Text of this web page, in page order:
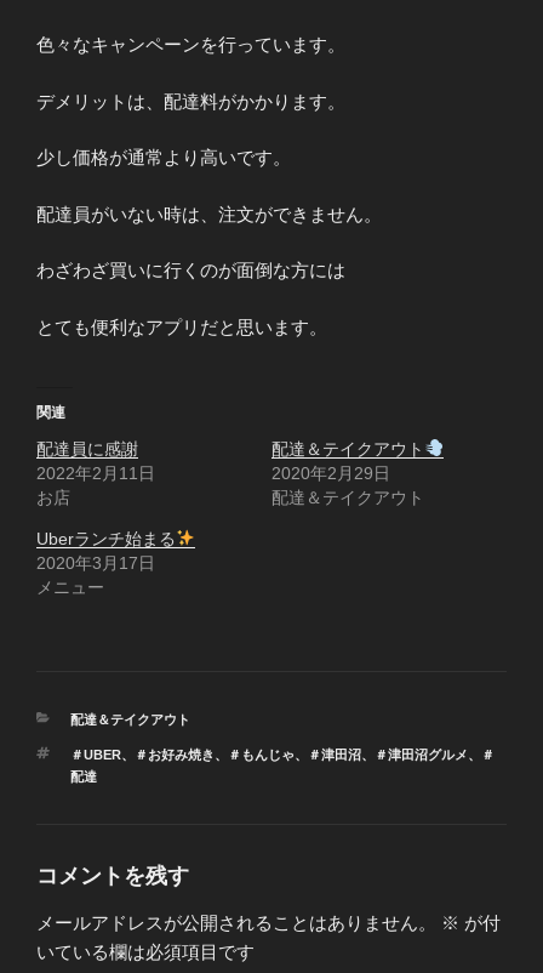
色々なキャンペーンを行っています。
デメリットは、配達料がかかります。
少し価格が通常より高いです。
配達員がいない時は、注文ができません。
わざわざ買いに行くのが面倒な方には
とても便利なアプリだと思います。
関連
配達員に感謝
2022年2月11日
お店
配達＆テイクアウト
2020年2月29日
配達＆テイクアウト
Uberランチ始まる
2020年3月17日
メニュー
カ
ゴ
リ
配達＆テイクアウト
タ
グ
＃UBER、 ＃お好み焼き 、 ＃もんじゃ、 ＃津田沼、 ＃津田沼グルメ、
＃
配達
コメントを残す
メールアドレスが公開されることはありません。 ※ が付
いている欄は必須項目です